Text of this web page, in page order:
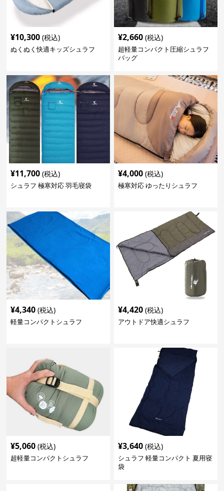
¥10,300 (税込)
ぬくぬく快適キッズシュラフ
¥2,660 (税込)
超軽量コンパクト圧縮シュラフ
バッグ
¥11,700 (税込)
シュラフ 極寒対応 羽毛寝袋
¥4,000 (税込)
極寒対応 ゆったりシュラフ
¥4,340 (税込)
軽量コンパクトシュラフ
¥4,420 (税込)
アウトドア快適シュラフ
¥5,060 (税込)
超軽量コンパクトシュラフ
¥3,640 (税込)
シュラフ 軽量コンパクト 夏用寝
袋